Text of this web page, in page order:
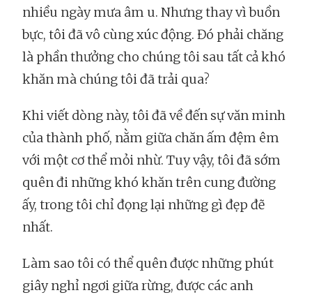
nhiều ngày mưa âm u. Nhưng thay vì buồn
bực, tôi đã vô cùng xúc động. Đó phải chăng
là phần thưởng cho chúng tôi sau tất cả khó
khăn mà chúng tôi đã trải qua?
Khi viết dòng này, tôi đã về đến sự văn minh
của thành phố, nằm giữa chăn ấm đệm êm
với một cơ thể mỏi nhừ. Tuy vậy, tôi đã sớm
quên đi những khó khăn trên cung đường
ấy, trong tôi chỉ đọng lại những gì đẹp đẽ
nhất.
Làm sao tôi có thể quên được những phút
giây nghỉ ngơi giữa rừng, được các anh